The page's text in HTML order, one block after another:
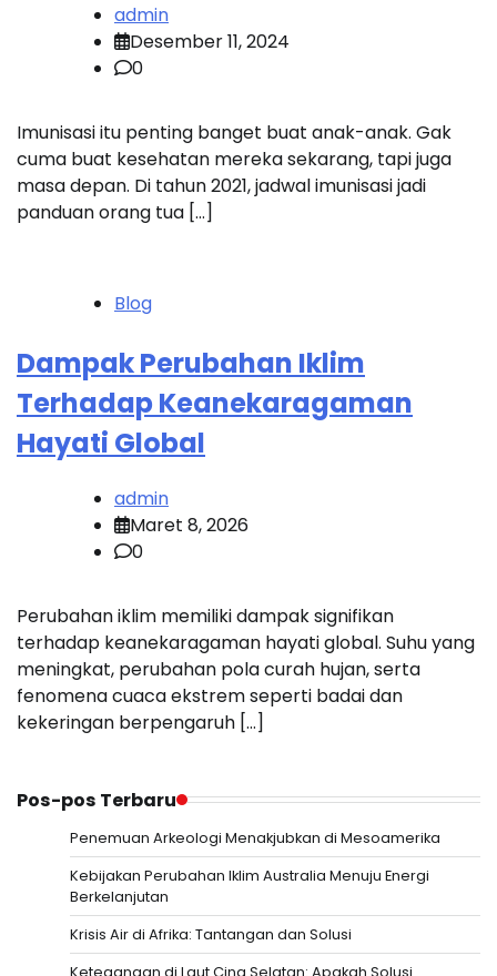
admin
Desember 11, 2024
0
Imunisasi itu penting banget buat anak-anak. Gak
cuma buat kesehatan mereka sekarang, tapi juga
masa depan. Di tahun 2021, jadwal imunisasi jadi
panduan orang tua […]
Blog
Dampak Perubahan Iklim
Terhadap Keanekaragaman
Hayati Global
admin
Maret 8, 2026
0
Perubahan iklim memiliki dampak signifikan
terhadap keanekaragaman hayati global. Suhu yang
meningkat, perubahan pola curah hujan, serta
fenomena cuaca ekstrem seperti badai dan
kekeringan berpengaruh […]
Pos-pos Terbaru
Penemuan Arkeologi Menakjubkan di Mesoamerika
Kebijakan Perubahan Iklim Australia Menuju Energi
Berkelanjutan
Krisis Air di Afrika: Tantangan dan Solusi
Ketegangan di Laut Cina Selatan: Apakah Solusi